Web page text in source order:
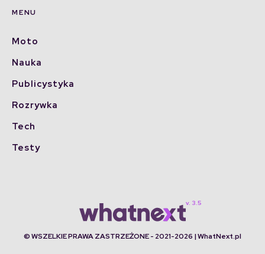
MENU
Moto
Nauka
Publicystyka
Rozrywka
Tech
Testy
© WSZELKIE PRAWA ZASTRZEŻONE - 2021-2026 | WhatNext.pl